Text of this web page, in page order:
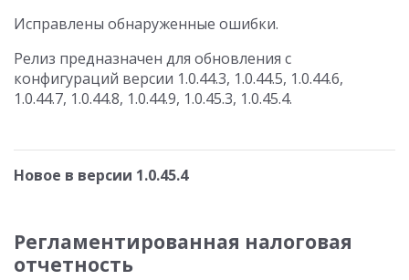
Исправлены обнаруженные ошибки.
Релиз предназначен для обновления с
конфигураций версии 1.0.44.3, 1.0.44.5, 1.0.44.6,
1.0.44.7, 1.0.44.8, 1.0.44.9, 1.0.45.3, 1.0.45.4.
Новое в версии 1.0.45.4
Регламентированная налоговая
отчетность